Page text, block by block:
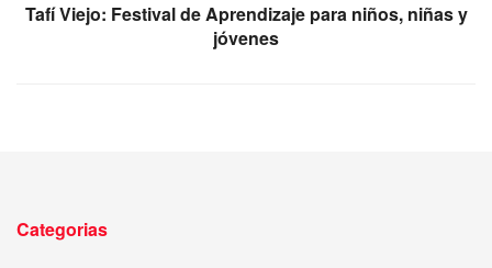
Tafí Viejo: Festival de Aprendizaje para niños, niñas y
jóvenes
Categorias